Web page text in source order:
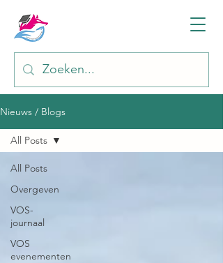
Nieuws / Blogs
All Posts
Overgeven
VOS-
journaal
VOS
evenementen
All Posts